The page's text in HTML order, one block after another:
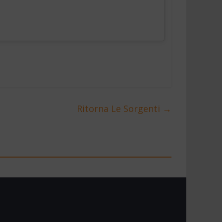
Ritorna Le Sorgenti →